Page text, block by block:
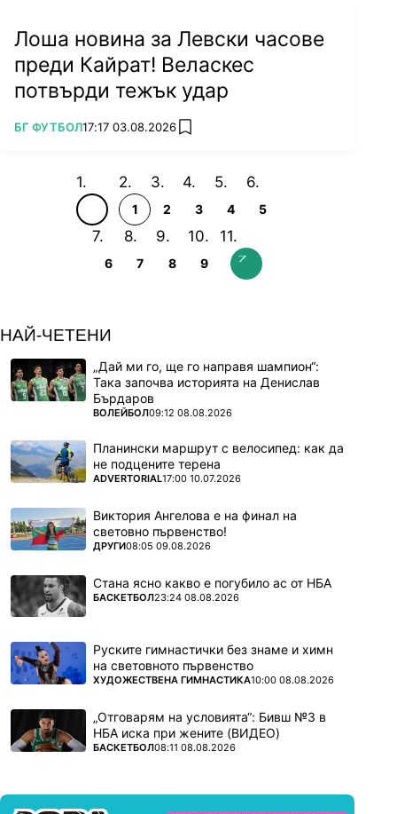
Лоша новина за Левски часове
преди Кайрат! Веласкес
потвърди тежък удар
ПОВЕЧЕ ОТ
БГ ФУТБОЛ17:17 03.08.2026 add favorites
1 2 3 4 5
6 7 8 9
НАЙ-ЧЕТЕНИ
„Дай ми го, ще го направя шампион“:
Така започва историята на Денислав
Бърдаров
ПОВЕЧЕ ОТ
ВОЛЕЙБОЛ09:12 08.08.2026
Планински маршрут с велосипед: как да
не подцените терена
ПОВЕЧЕ ОТ
ADVERTORIAL17:00 10.07.2026
Виктория Ангелова е на финал на
световно първенство!
ПОВЕЧЕ ОТ
ДРУГИ08:05 09.08.2026
Стана ясно какво е погубило ас от НБА
ПОВЕЧЕ ОТ
БАСКЕТБОЛ23:24 08.08.2026
Руските гимнастички без знаме и химн
на световното първенство
ПОВЕЧЕ ОТ
ХУДОЖЕСТВЕНА ГИМНАСТИКА10:00 08.08.2026
„Отговарям на условията“: Бивш №3 в
НБА иска при жените (ВИДЕО)
ПОВЕЧЕ ОТ
БАСКЕТБОЛ08:11 08.08.2026